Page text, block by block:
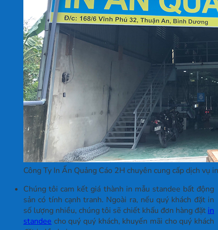
Công Ty In Ấn Quảng Cáo 2H chuyên cung cấp dịch
Chúng tôi cam kết giá thành in mẫu standee bất động
sản có tính cạnh tranh. Ngoài ra, nếu quý khách đặt in
số lượng nhiều, chúng tôi sẽ chiết khấu đơn hàng đặt in
standee cho quý quý khách, khuyến mãi cho quý khách